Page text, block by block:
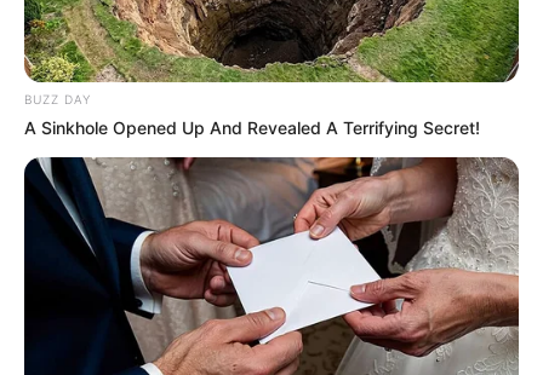
BUZZ DAY
A Sinkhole Opened Up And Revealed A Terrifying Secret!